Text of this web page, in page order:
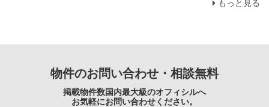
もっと見る
物件のお問い合わせ・相談無料
掲載物件数国内最大級のオフィシルへ
お気軽にお問い合わせください。